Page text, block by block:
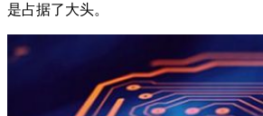
是占据了大头。